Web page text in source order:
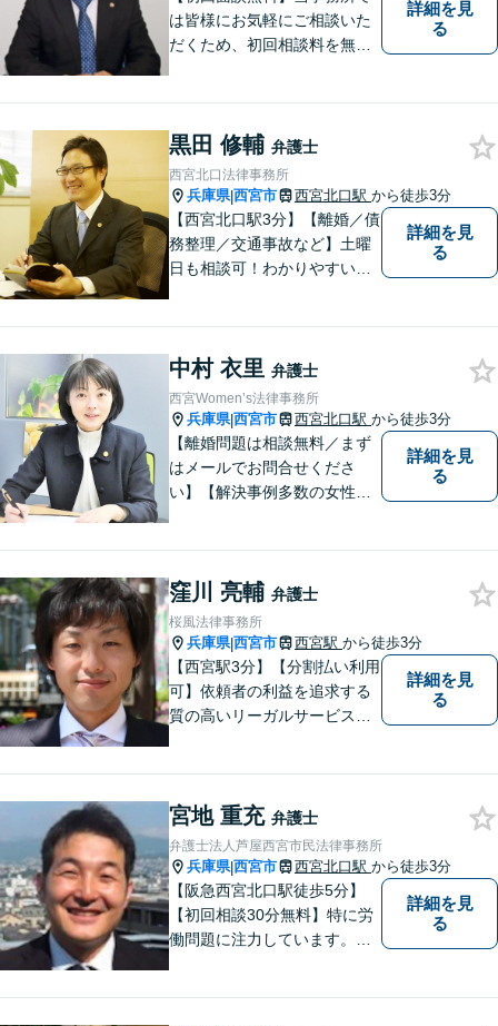
は皆様にお気軽にご相談いた
だくため、初回相談料を無料
女問題／建築問題など、貴方
にとって最善の解決に向けて
尽力します。【当日／夜間対
応可】
詳細を見
る
黒田 修輔 弁護士
西宮北口法律事務所
兵庫県|西宮市 西宮北口駅 から徒歩3分
【西宮北口駅3分】【離婚／債
務整理／交通事故など】土曜
日も相談可！わかりやすい料
詳細を見
る
中村 衣里 弁護士
西宮Women’s法律事務所
兵庫県|西宮市 西宮北口駅 から徒歩3分
【離婚問題は相談無料／まず
はメールでお問合せくださ
い】【解決事例多数の女性弁
神戸・西宮・尼崎・芦屋でお
困りの女性はぜひご相談くだ
さい。【完全個室・お子様も
歓迎】
詳細を見
る
窪川 亮輔 弁護士
桜風法律事務所
兵庫県|西宮市 西宮駅 から徒歩3分
【西宮駅3分】【分割払い利用
可】依頼者の利益を追求する
質の高いリーガルサービスを
励んで参ります。
詳細を見
る
宮地 重充 弁護士
弁護士法人芦屋西宮市民法律事務所
兵庫県|西宮市 西宮北口駅 から徒歩3分
【阪急西宮北口駅徒歩5分】
【初回相談30分無料】特に労
働問題に注力しています。残
詳細を見
る